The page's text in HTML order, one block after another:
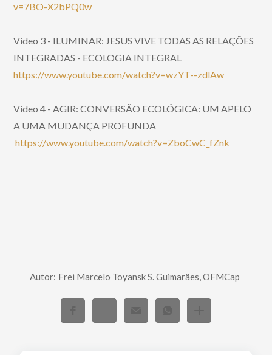
v=7BO-X2bPQ0w
Vídeo 3 - ILUMINAR: JESUS VIVE TODAS AS RELAÇÕES
INTEGRADAS - ECOLOGIA INTEGRAL
https://www.youtube.com/watch?v=wzYT--zdlAw
Vídeo 4 - AGIR: CONVERSÃO ECOLÓGICA: UM APELO
A UMA MUDANÇA PROFUNDA
https://www.youtube.com/watch?v=ZboCwC_fZnk
Autor: Frei Marcelo Toyansk S. Guimarães, OFMCap